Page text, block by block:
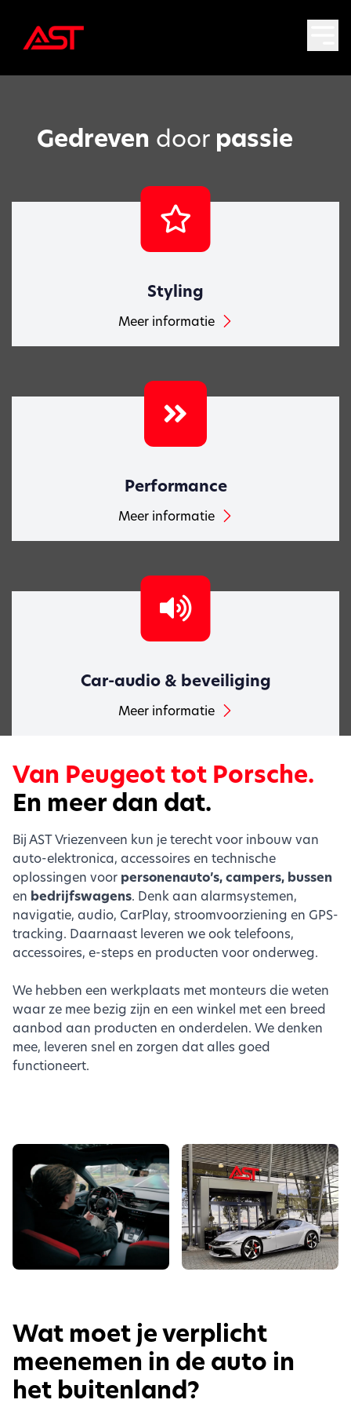
Gedreven door passie
Styling
Meer informatie
Performance
Meer informatie
Car-audio & beveiliging
Meer informatie
Van Peugeot tot Porsche.
En meer dan dat.
Bij AST Vriezenveen kun je terecht voor inbouw van
auto-elektronica, accessoires en technische
oplossingen voor personenauto’s, campers, bussen
en bedrijfswagens. Denk aan alarmsystemen,
navigatie, audio, CarPlay, stroomvoorziening en GPS-
tracking. Daarnaast leveren we ook telefoons,
accessoires, e-steps en producten voor onderweg.
We hebben een werkplaats met monteurs die weten
waar ze mee bezig zijn en een winkel met een breed
aanbod aan producten en onderdelen. We denken
mee, leveren snel en zorgen dat alles goed
functioneert.
Wat moet je verplicht
meenemen in de auto in
het buitenland?